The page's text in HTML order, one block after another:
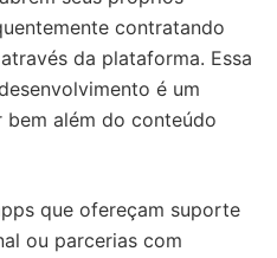
contratando
da plataforma. Essa
é um
além do conteúdo
que ofereçam suporte
ou parcerias com